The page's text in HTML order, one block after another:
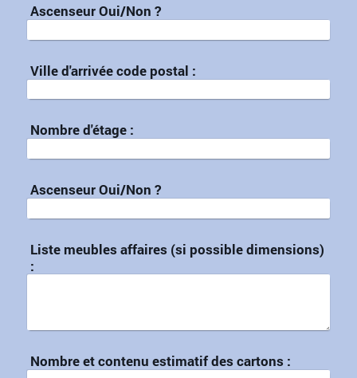
Ascenseur Oui/Non ?
Ville d'arrivée code postal :
Nombre d'étage :
Ascenseur Oui/Non ?
Liste meubles affaires (si possible dimensions)
:
Nombre et contenu estimatif des cartons :